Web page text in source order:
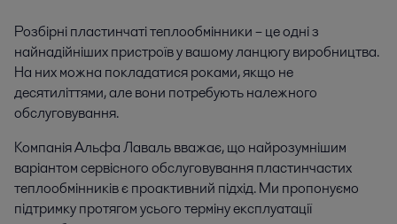
Розбірні пластинчаті теплообмінники – це одні з
найнадійніших пристроїв у вашому ланцюгу виробництва.
На них можна покладатися роками, якщо не
десятиліттями, але вони потребують належного
обслуговування.
Компанія Альфа Лаваль вважає, що найрозумнішим
варіантом сервісного обслуговування пластинчастих
теплообмінників є проактивний підхід. Ми пропонуємо
підтримку протягом усього терміну експлуатації